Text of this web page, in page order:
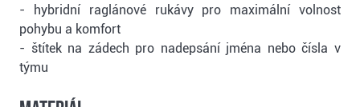
- hybridní raglánové rukávy pro maximální volnost
pohybu a komfort
- štítek na zádech pro nadepsání jména nebo čísla v
týmu